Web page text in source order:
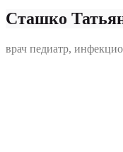
Сташко
врач педиатр,